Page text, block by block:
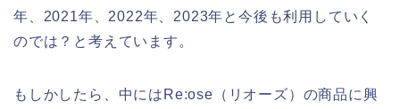
年、2021年、2022年、2023年と今後も利用していく
のでは？と考えています。
もしかしたら、中にはRe:ose（リオーズ）の商品に興